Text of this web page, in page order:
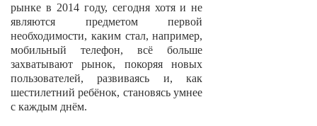
рынке в 2014 году, сегодня хотя и не
являются предметом первой
необходимости, каким стал, например,
мобильный телефон, всё больше
захватывают рынок, покоряя новых
пользователей, развиваясь и, как
шестилетний ребёнок, становясь умнее
с каждым днём.